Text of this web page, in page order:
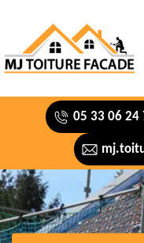
05 33 06 24